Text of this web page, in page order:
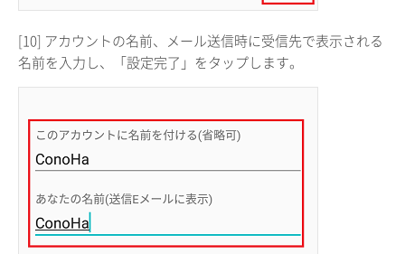
[10] アカウントの名前、メール送信時に受信先で表示される
名前を入力し、「設定完了」をタップします。